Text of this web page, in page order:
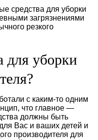
средства для уборки
загрязнениями
резкого
для уборки
с каким-то одним
что главное —
должны быть
Вас и ваших детей и
производителя для